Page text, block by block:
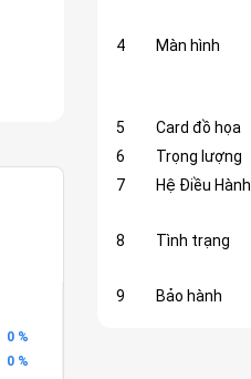
4
Màn hình
5
Card đồ họa
6
Trọng lượng
7
Hệ Điều Hành
8
Tình trạng
9
Bảo hành
0 %
0 %